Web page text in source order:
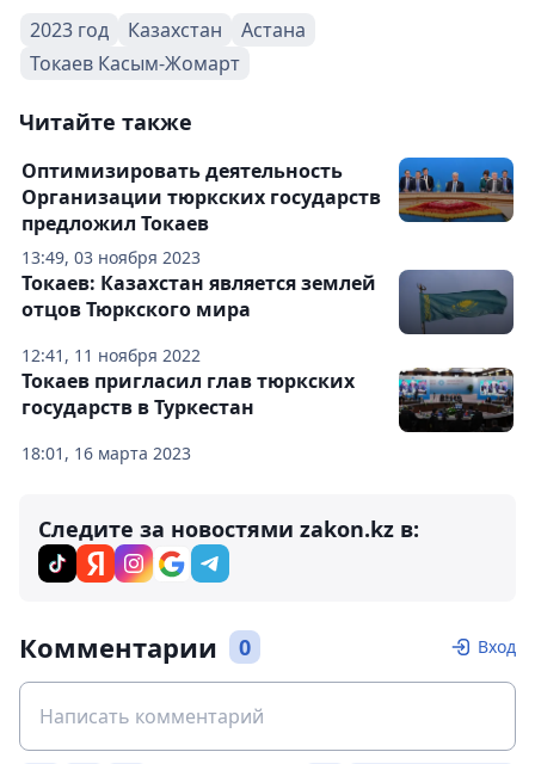
2023 год Казахстан
Астана
Токаев Касым-Жомарт
Читайте также
13:49, 03 ноября 2023
Оптимизировать деятельность
Организации тюркских государств
предложил Токаев
12:41, 11 ноября 2022
Токаев: Казахстан является землей
отцов Тюркского мира
18:01, 16 марта 2023
Токаев пригласил глав тюркских
государств в Туркестан
Следите за новостями zakon.kz в:
Комментарии 0 Вход